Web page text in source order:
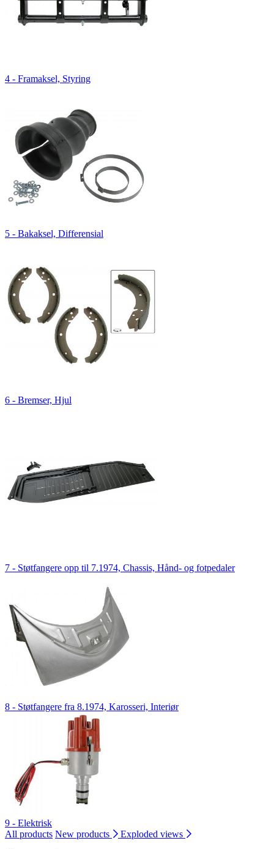
4 - Framaksel, Styring
5 - Bakaksel, Differensial
6 - Bremser, Hjul
7 - Støtfangere opp til 7.1974, Chassis, Hånd- og fotpedaler
8 - Støtfangere fra 8.1974, Karosseri, Interiør
9 - Elektrisk
All products New products
Exploded views